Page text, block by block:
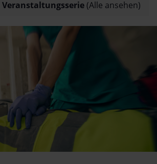
Veranstaltungsserie (Alle ansehen)